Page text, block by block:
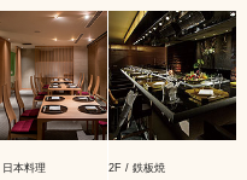
本料理 2F / 鉄板焼